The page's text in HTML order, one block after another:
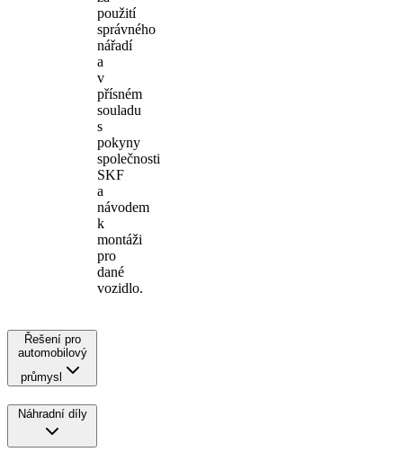
použití
správného
nářadí
a
v
přísném
souladu
s
pokyny
společnosti
SKF
a
návodem
k
montáži
pro
dané
vozidlo.
Řešení pro
automobilový
průmysl
Náhradní díly